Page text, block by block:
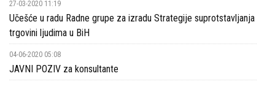
27-03-2020 11:19
Učešće u radu Radne grupe za izradu Strategije suprotstavljanja
trgovini ljudima u BiH
04-06-2020 05:08
JAVNI POZIV za konsultante